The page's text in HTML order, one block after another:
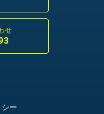
せ
ー